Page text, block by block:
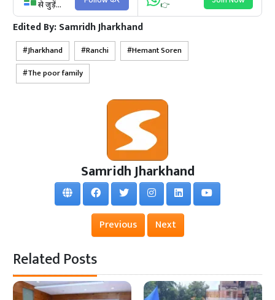
से जुड़ें...
👉
Edited By:Samridh Jharkhand
Jharkhand Ranchi
Hemant Soren
The poor family
Samridh Jharkhand
Previous Next
Related Posts